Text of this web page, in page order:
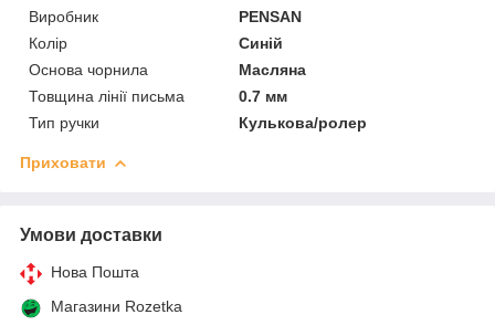
Виробник
PENSAN
Колір
Синій
Основа чорнила
Масляна
Товщина лінії письма
0.7 мм
Тип ручки
Кулькова/ролер
Приховати
Умови доставки
Нова Пошта
Магазини Rozetka